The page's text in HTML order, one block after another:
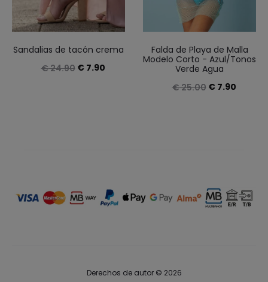
Sandalias de tacón crema
€24.90 El
€7.90El
Falda de Playa de Malla
Modelo Corto - Azul/Tonos
Verde Agua
€25.00 El
€7.90El
Derechos de autor © 2026